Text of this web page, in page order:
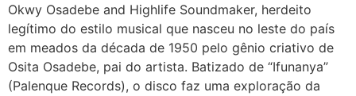
Okwy Osadebe and Highlife Soundmaker, herdeito
legítimo do estilo musical que nasceu no leste do país
em meados da década de 1950 pelo gênio criativo de
Osita Osadebe, pai do artista. Batizado de “Ifunanya”
(Palenque Records), o disco faz uma exploração da